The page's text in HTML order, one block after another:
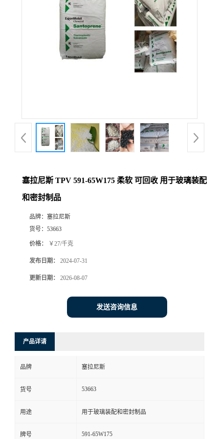
塞拉尼斯 TPV 591-65W175 柔软 可回收 用于玻璃装配
和密封制品
品牌： 塞拉尼斯
货号： 53663
价格： ￥27/千克
发布日期： 2024-07-31
更新日期： 2026-08-07
发送咨询信息
产品详请
品牌 塞拉尼斯
货号 53663
用途 用于玻璃装配和密封制品
牌号 591-65W175